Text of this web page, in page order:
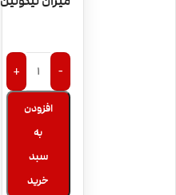
-
+
افزودن
به
سبد
خرید